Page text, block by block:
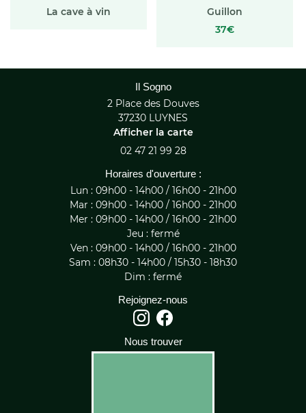
La cave à vin
Guillon
37€
Il Sogno
2 Place des Douves
37230 LUYNES
Afficher la carte
02 47 21 99 28
Horaires d'ouverture :
Lun : 09h00 - 14h00 / 16h00 - 21h00
Mar : 09h00 - 14h00 / 16h00 - 21h00
Mer : 09h00 - 14h00 / 16h00 - 21h00
Jeu : fermé
Ven : 09h00 - 14h00 / 16h00 - 21h00
Sam : 08h30 - 14h00 / 15h30 - 18h30
Dim : fermé
Rejoignez-nous
Nous trouver